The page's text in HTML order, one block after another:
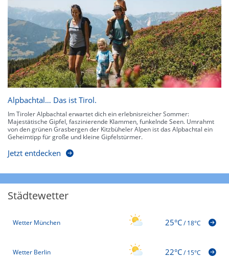
Alpbachtal… Das ist Tirol.
Im Tiroler Alpbachtal erwartet dich ein erlebnisreicher Sommer:
Majestätische Gipfel, faszinierende Klammen, funkelnde Seen. Umrahmt
von den grünen Grasbergen der Kitzbüheler Alpen ist das Alpbachtal ein
Geheimtipp für große und kleine Gipfelstürmer.
Jetzt entdecken
Städtewetter
Wetter München 25°C/18°C
Wetter Berlin 22°C/15°C